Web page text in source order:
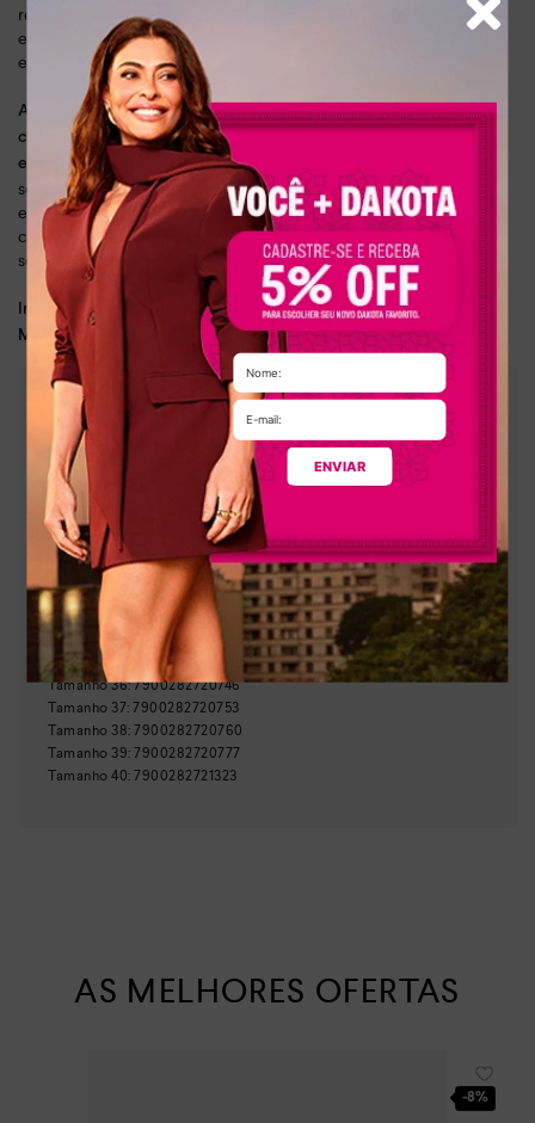
ENVIAR
resistência para enfrentar o uso diário. Seja para o dia a dia no
escritório, momentos de lazer ou até mesmo uma noite na balada,
este scarpin é versátil e se adapta a diferentes situações.
Além de seu visual elegante, o scarpin Dakota também prioriza o
conforto, graças ao salto de 5,50 cm, que proporciona um
equilíbrio perfeito entre estilo e bem-estar.
scarpin de qualidade, durabilidade e moda em um calçado único,
este modelo é a escolha perfeita para elevar seu visual e garantir
confiança em cada passo. Deixe sua personalidade brilhar com o
scarpin Dakota, um clássico que nunca sai de moda.
Indicado para: Dia a dia, lazer
Material: Couro legítimo
Altura do salto
Cor:
Referência G9381-00018
País de origem:
Indústria Brasileira
64039990
GTIN:
Tamanho
7900282721316
Tamanho
7900282720722
Tamanho
7900282720739
Tamanho36:7900282720746
Tamanho 37:7900282720753
Tamanho 38:7900282720760
Tamanho 39:7900282720777
Tamanho40:7900282721323
AS MELHORES OFERTAS
-8%